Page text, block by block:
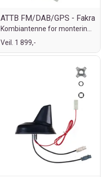
ATTB FM/DAB/GPS - Fakra
Veil. 1 899,-